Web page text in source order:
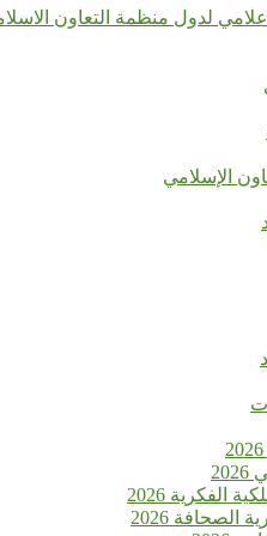
لدول منظمة التعاون
الإسلامي
الفكرية 2026
الصحافة 2026